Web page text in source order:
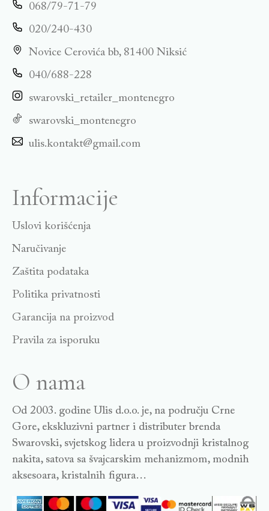
068/79-71-79
020/240-430
Novice Cerovića bb, 81400 Niksić
040/688-228
swarovski_retailer_montenegro
swarovski_montenegro
ulis.kontakt@gmail.com
Informacije
Uslovi korišćenja
Naručivanje
Zaštita podataka
Politika privatnosti
Garancija na proizvod
Pravila za isporuku
O nama
Od 2003. godine Ulis d.o.o. je, na području Crne
Gore, ekskluzivni partner i distributer brenda
Swarovski, svjetskog lidera u proizvodnji kristalnog
nakita, satova sa švajcarskim mehanizmom, modnih
aksesoara, kristalnih figura…